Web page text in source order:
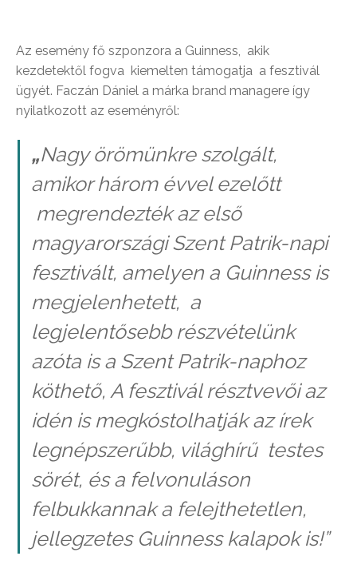
Az esemény fő szponzora a Guinness, akik
kezdetektől fogva kiemelten támogatja a fesztivál
ügyét. Faczán Dániel a márka brand managere így
nyilatkozott az eseményről:
„Nagy örömünkre szolgált,
amikor három évvel ezelőtt
megrendezték az első
magyarországi Szent Patrik-napi
fesztivált, amelyen a Guinness is
megjelenhetett, a
legjelentősebb részvételünk
azóta is a Szent Patrik-naphoz
köthető, A fesztivál résztvevői az
idén is megkóstolhatják az írek
legnépszerűbb, világhírű testes
sörét, és a felvonuláson
felbukkannak a felejthetetlen,
jellegzetes Guinness kalapok is!”